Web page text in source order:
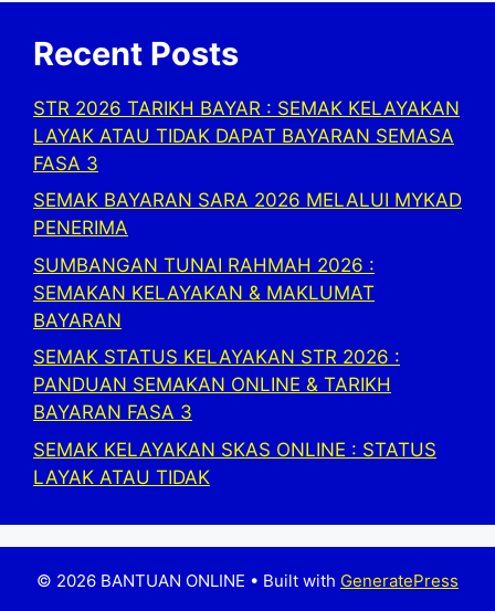
Recent Posts
STR 2026 TARIKH BAYAR : SEMAK KELAYAKAN
LAYAK ATAU TIDAK DAPAT BAYARAN SEMASA
FASA 3
SEMAK BAYARAN SARA 2026 MELALUI MYKAD
PENERIMA
SUMBANGAN TUNAI RAHMAH 2026 :
SEMAKAN KELAYAKAN & MAKLUMAT
BAYARAN
SEMAK STATUS KELAYAKAN STR 2026 :
PANDUAN SEMAKAN ONLINE & TARIKH
BAYARAN FASA 3
SEMAK KELAYAKAN SKAS ONLINE : STATUS
LAYAK ATAU TIDAK
© 2026 BANTUAN ONLINE • Built with GeneratePress